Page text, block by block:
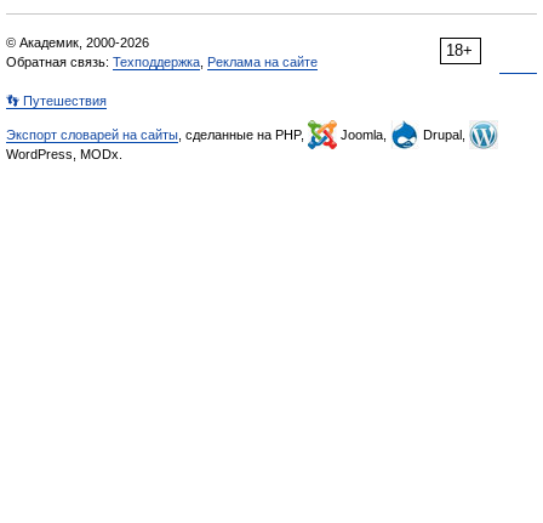
18+
© Академик, 2000-2026
Обратная связь: Техподдержка Реклама на сайте
👣 Путешествия
Экспорт словарей на сайты , сделанные на PHP, Joomla,
Drupal,
WordPress, MODx.